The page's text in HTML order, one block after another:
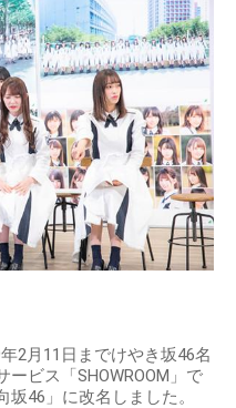
2月11日までけやき坂46名
ビス「SHOWROOM」で
46」に改名しました。